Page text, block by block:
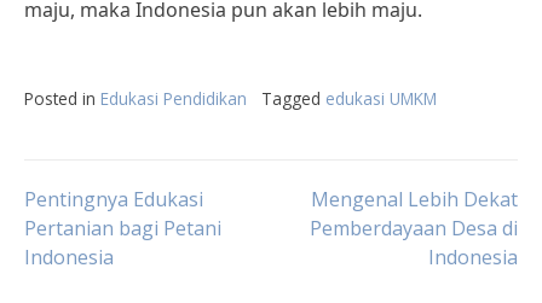
maju, maka Indonesia pun akan lebih maju.
Posted in Edukasi Pendidikan Tagged edukasi UMKM
Post
navigation
Pentingnya Edukasi
Pertanian bagi Petani
Indonesia
Mengenal Lebih Dekat
Pemberdayaan Desa di
Indonesia